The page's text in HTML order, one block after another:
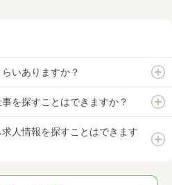
いありますか？
を探すことはできますか？
人情報を探すことはできます